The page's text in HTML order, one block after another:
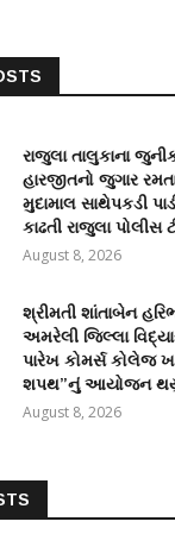
રાજુલા તાલુકાના
હારજીતનો જુગાર
મુદામાલ સાથેપકડી
કાઢતી રાજુલા પોલીસ
August 8, 2026
શ્રીમતી શાંતાબેન
અમરેલી જિલ્લા
પારેખ કોમર્સ કોલેજ
શપથ”નું આયોજન
August 8, 2026